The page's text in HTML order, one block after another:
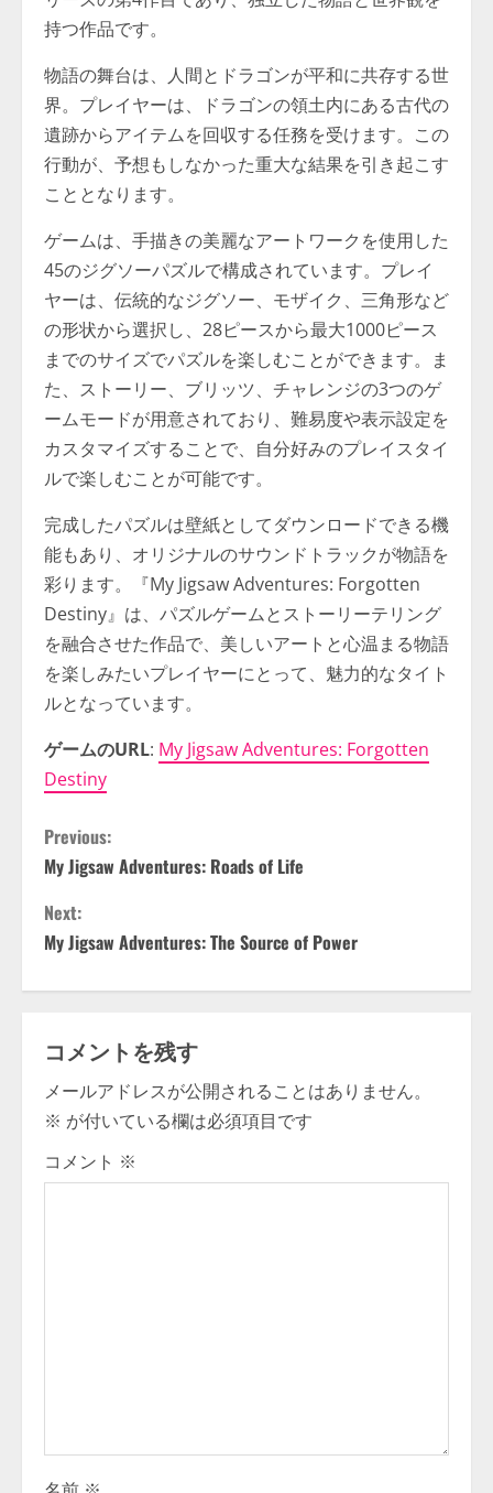
持つ作品です。
物語の舞台は、人間とドラゴンが平和に共存する世
界。プレイヤーは、ドラゴンの領土内にある古代の
遺跡からアイテムを回収する任務を受けます。この
行動が、予想もしなかった重大な結果を引き起こす
こととなります。
ゲームは、手描きの美麗なアートワークを使用した
45のジグソーパズルで構成されています。プレイ
ヤーは、伝統的なジグソー、モザイク、三角形など
の形状から選択し、28ピースから最大1000ピース
までのサイズでパズルを楽しむことができます。ま
た、ストーリー、ブリッツ、チャレンジの3つのゲ
ームモードが用意されており、難易度や表示設定を
カスタマイズすることで、自分好みのプレイスタイ
ルで楽しむことが可能です。
完成したパズルは壁紙としてダウンロードできる機
能もあり、オリジナルのサウンドトラックが物語を
彩ります。『My Jigsaw Adventures: Forgotten
Destiny』は、パズルゲームとストーリーテリング
を融合させた作品で、美しいアートと心温まる物語
を楽しみたいプレイヤーにとって、魅力的なタイト
ルとなっています。
ゲームのURL: My Jigsaw Adventures: Forgotten
Destiny
C
o
n
t
n
u
e
n
Previous:
My Jigsaw Adventures: Roads of Life
Next:
My Jigsaw Adventures: The Source of Power
コメントを残す
メールアドレスが公開されることはありません。
※ が付いている欄は必須項目です
コメント ※